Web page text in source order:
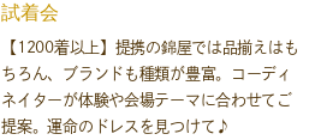
試着会
【1200着以上】提携の錦屋では品揃えはも
ちろん、ブランドも種類が豊富。コーディ
ネイターが体験や会場テーマに合わせてご
提案。運命のドレスを見つけて♪